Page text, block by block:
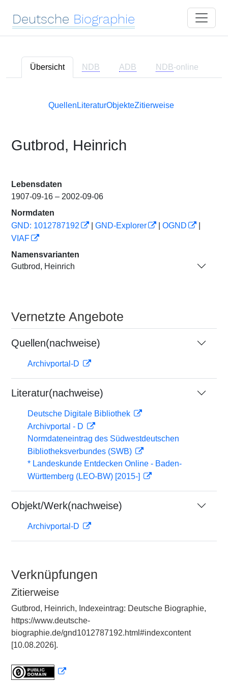
Deutsche Biographie
Übersicht NDB ADB NDB-online
Quellen LiteraturObjekteZitierweise
Gutbrod, Heinrich
Lebensdaten
1907-09-16 – 2002-09-06
Normdaten
GND: 1012787192
GND-Explorer OGND
VIAF
Namensvarianten
Gutbrod, Heinrich
Vernetzte Angebote
Quellen(nachweise)
Archivportal-D
Literatur(nachweise)
Deutsche Digitale Bibliothek
Archivportal - D
Normdateneintrag des Südwestdeutschen
Bibliotheksverbundes (SWB)
* Landeskunde Entdecken Online - Baden-
Württemberg (LEO-BW) [2015-]
Objekt/Werk(nachweise)
Archivportal-D
Verknüpfungen
Zitierweise
Gutbrod, Heinrich, Indexeintrag: Deutsche Biographie,
https://www.deutsche-
biographie.de/gnd1012787192.html#indexcontent
[10.08.2026].